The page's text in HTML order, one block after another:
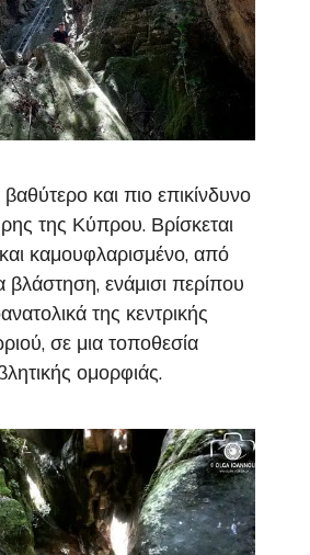
βαθύτερο και πιο επικίνδυνο
της Κύπρου. Βρίσκεται
καμουφλαρισμένο, από
βλάστηση, ενάμισι περίπου
της κεντρικής
σε μια τοποθεσία
ομορφιάς.